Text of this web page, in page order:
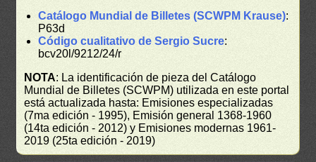
Catálogo Mundial de Billetes (SCWPM Krause):
P63d
Código cualitativo de Sergio Sucre:
bcv20l/9212/24/r
NOTA: La identificación de pieza del Catálogo
Mundial de Billetes (SCWPM) utilizada en este portal
está actualizada hasta: Emisiones especializadas
(7ma edición - 1995), Emisión general 1368-1960
(14ta edición - 2012) y Emisiones modernas 1961-
2019 (25ta edición - 2019)